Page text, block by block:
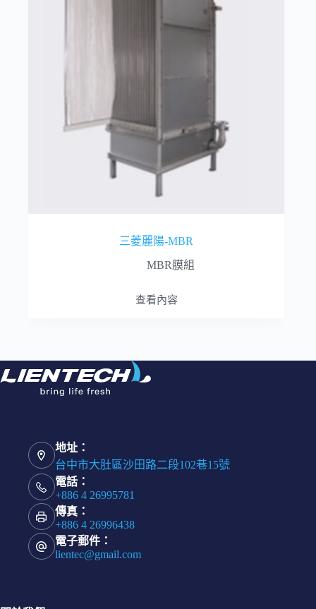
三菱麗陽-MBR
MBR膜組
查看內容
地址：
台中市大肚區沙田路二段102巷15號
電話：
+886 4 26995781
傳真：
+886 4 26996438
電子郵件：
lientec@gmail.com